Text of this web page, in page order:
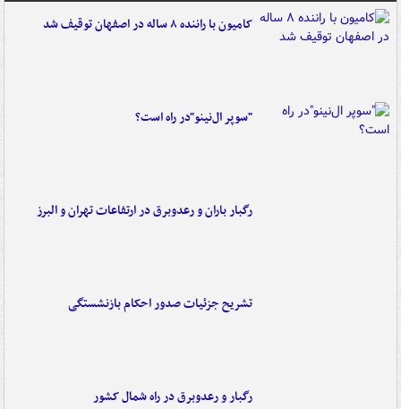
کامیون با راننده ۸ ساله در اصفهان توقیف شد
"سوپر ال‌نینو"در راه است؟
رگبار باران و رعدوبرق در ارتفاعات تهران و البرز
تشریح جزئیات صدور احکام بازنشستگی
رگبار و رعدوبرق در راه شمال کشور